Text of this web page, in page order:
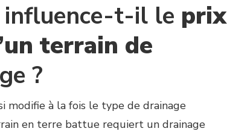
influence-t-il le prix
terrain de
?
modifie à la fois le type de drainage
en terre battue requiert un drainage